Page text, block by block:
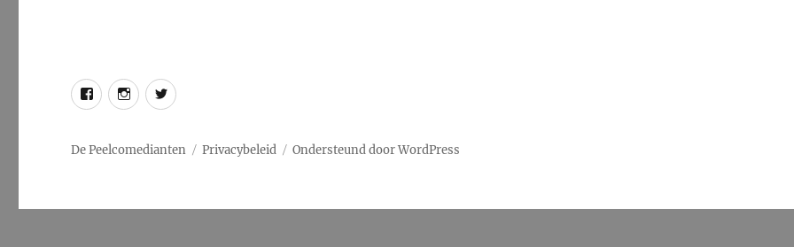
FacebookInstagram
Twitter
De Peelcomedianten Privacybeleid Ondersteund door WordPress